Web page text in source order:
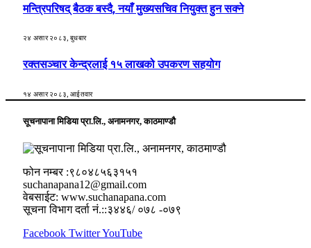
मन्त्रिपरिषद् बैठक बस्दै, नयाँ मुख्यसचिव नियुक्त हुन सक्ने
२४ असार २०८३, बुधबार
रक्तसञ्चार केन्द्रलाई १५ लाखको उपकरण सहयोग
१४ असार २०८३, आईतवार
सूचनापाना मिडिया प्रा.लि., अनामनगर, काठमाण्डौ
फोन नम्बर :९८०४८५६३१५१
suchanapana12@gmail.com
वेबसाईट: www.suchanapana.com
सूचना विभाग दर्ता नं.::३४४६/ ०७८ -०७९
Facebook TwitterYouTube